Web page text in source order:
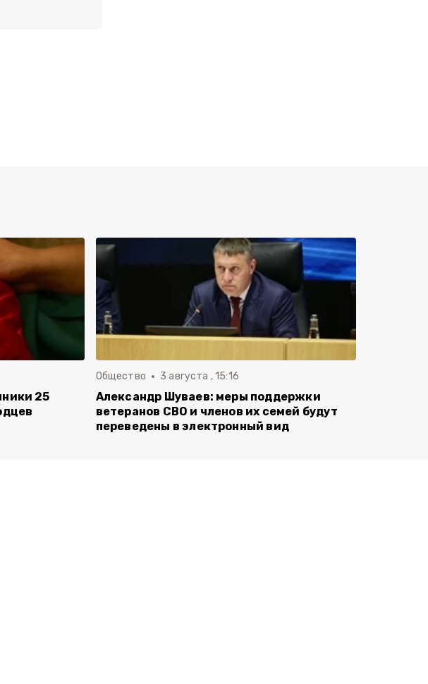
25
Общество 3 августа , 15:16
Александр Шуваев: меры поддержки
ветеранов СВО и членов их семей будут
переведены в электронный вид